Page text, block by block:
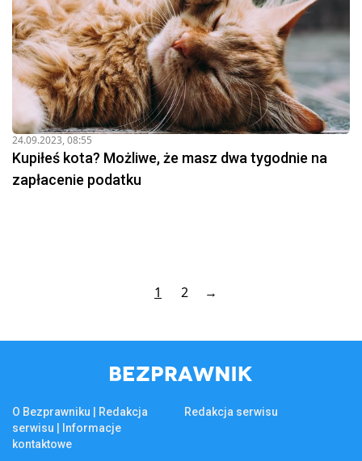
24.09.2023, 08:55
Kupiłeś kota? Możliwe, że masz dwa tygodnie na
zapłacenie podatku
1 2 →
O Bezprawniku | Redakcja
serwisu | Informacje
kontaktowe
Redakcja serwisu